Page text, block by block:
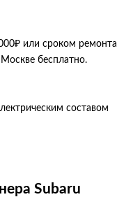
или сроком ремонта
бесплатно.
составом
Subaru